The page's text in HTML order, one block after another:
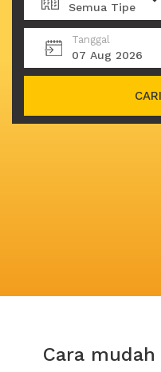
Semua Tipe
Tanggal
07 Aug 2026
Cara